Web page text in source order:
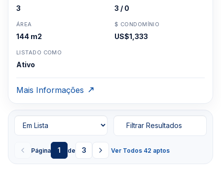
3 3 / 0
ÁREA
144 m2
$ CONDOMÍNIO
US$1,333
LISTADO COMO
Ativo
Mais Informações
Página 1 de 3 Ver Todos 42 aptos
Filtrar Resultados